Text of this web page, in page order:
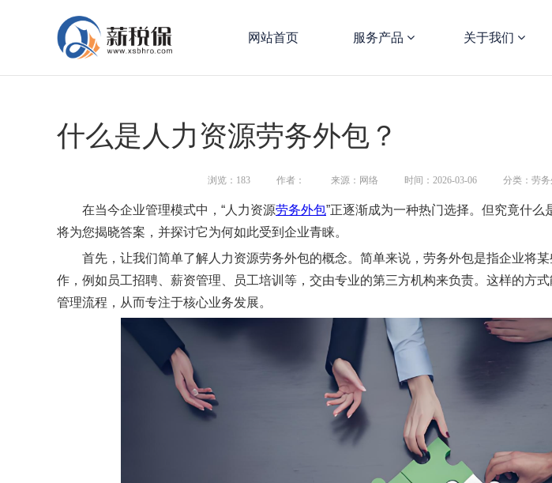
网站首页 服务产品 关于我们
什么是人力资源劳务外包？
浏览： 183 作者： 来源：网络 时间：2026-03-06 分类：劳
在当今企业管理模式中，“人力资源劳务外包”正逐渐成为一种热门选择。但究竟什么
将为您揭晓答案，并探讨它为何如此受到企业青睐。
首先，让我们简单了解人力资源劳务外包的概念。简单来说，劳务外包是指企业将
作，例如员工招聘、薪资管理、员工培训等，交由专业的第三方机构来负责。这样的方
管理流程，从而专注于核心业务发展。